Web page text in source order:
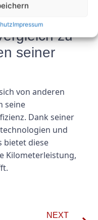
Impressum
zu
seiner
von anderen
seine
Dank seiner
und
bietet diese
Kilometerleistung,
NEXT